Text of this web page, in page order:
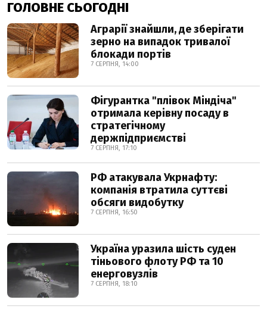
ГОЛОВНЕ СЬОГОДНІ
Аграрії знайшли, де зберігати
зерно на випадок тривалої
блокади портів
7 СЕРПНЯ, 14:00
Фігурантка "плівок Міндіча"
отримала керівну посаду в
стратегічному
держпідприємстві
7 СЕРПНЯ, 17:10
РФ атакувала Укрнафту:
компанія втратила суттєві
обсяги видобутку
7 СЕРПНЯ, 16:50
Україна уразила шість суден
тіньового флоту РФ та 10
енерговузлів
7 СЕРПНЯ, 18:10